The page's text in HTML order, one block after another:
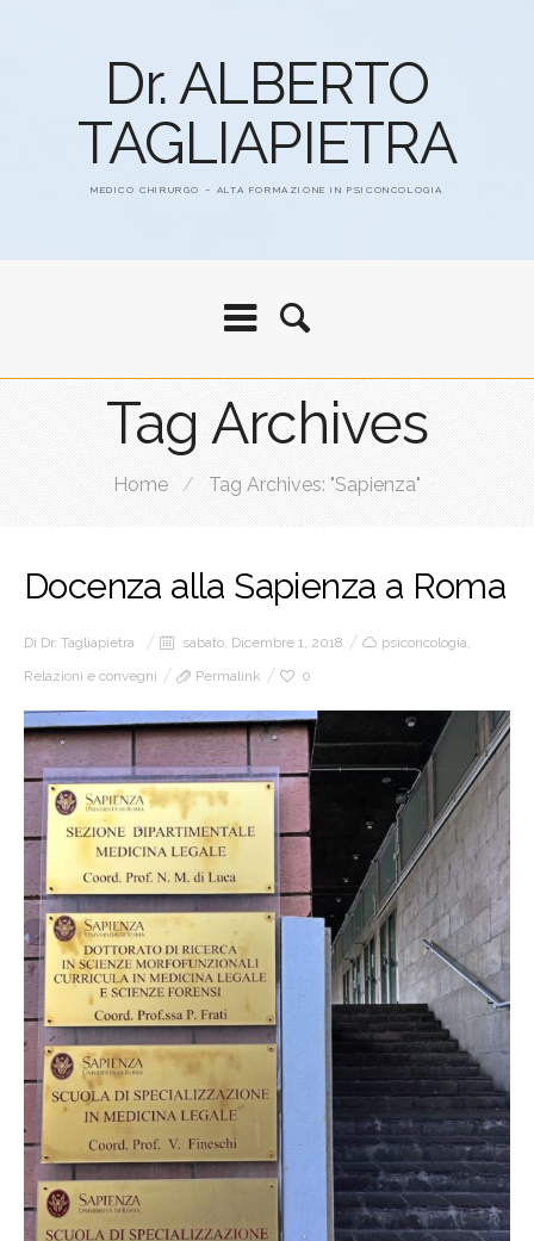
Dr. ALBERTO
TAGLIAPIETRA
MEDICO CHIRURGO – ALTA FORMAZIONE IN PSICONCOLOGIA
Tag Archives
Home / Tag Archives: "Sapienza"
Docenza alla Sapienza a Roma
Di Dr. Tagliapietra sabato, Dicembre 1, 2018 psiconcologia,
Relazioni e convegni
Permalink 0